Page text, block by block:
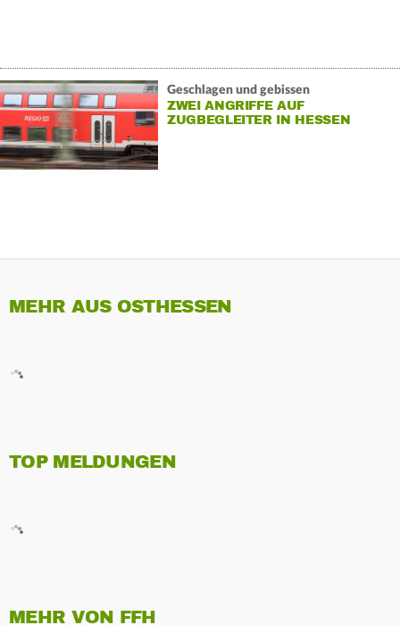
Geschlagen und gebissen
ZWEI ANGRIFFE AUF
ZUGBEGLEITER IN HESSEN
MEHR AUS OSTHESSEN
TOP MELDUNGEN
MEHR VON FFH